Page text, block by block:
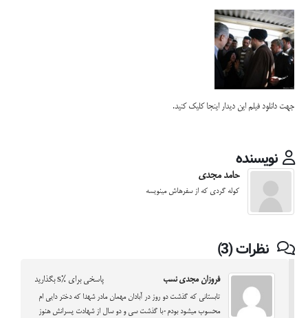
جهت دانلود فیلم این دیدار اینجاکلیک کنید.
نویسنده
حامد مجدی
کوله گردی که از سفرهاش مینویسه
نظرات (3)
فروزان مجدی نسب پاسخی برای %s بگذارید
تابستانی که گذشت دو روز در آبادان مهمان مادر شهدا که دختر دایی ام
محسوب میشود بودم۰با گذشت سی و دو سال از شهادت پسرانش هنوز